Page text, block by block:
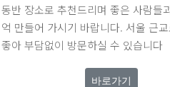
동반 장소로 추천드리며 좋은 사람들
억 만들어 가시기 바랍니다. 서울 근
좋아 부담없이 방문하실 수 있습니다
바로가기